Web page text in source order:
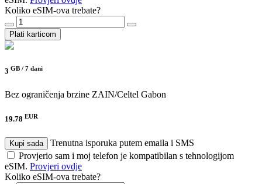
Koliko eSIM-ova trebate?
Plati karticom
3 GB / 7 dani
Bez ograničenja brzine ZAIN/Celtel Gabon
19.78 EUR
Kupi sada
Trenutna isporuka putem emaila i SMS
Provjerio sam i moj telefon je kompatibilan s tehnologijom
eSIM. Provjeri ovdje
Koliko eSIM-ova trebate?